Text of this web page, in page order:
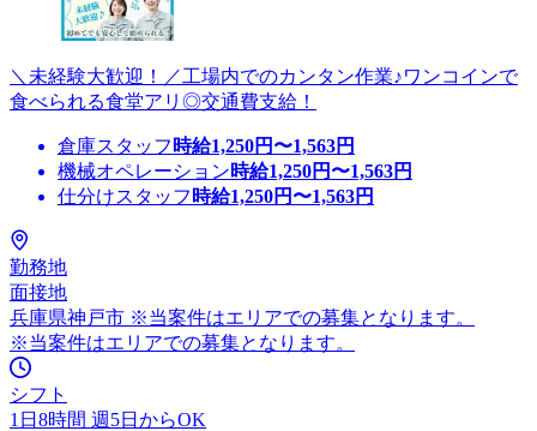
＼未経験大歓迎！／工場内でのカンタン作業♪ワンコインで
食べられる食堂アリ◎交通費支給！
倉庫スタッフ 時給1,250円〜1,563円
機械オペレーション時給1,250円〜1,563円
仕分けスタッフ 時給1,250円〜1,563円
勤務地
面接地
兵庫県神戸市 ※当案件はエリアでの募集となります。
※当案件はエリアでの募集となります。
シフト
1日8時間 週5日からOK